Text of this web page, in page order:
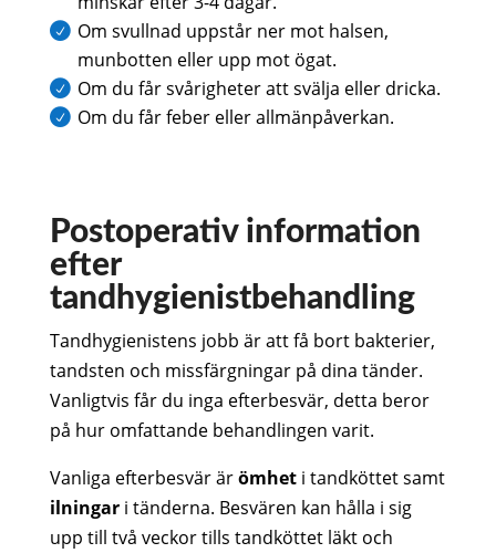
Om svullnad uppstår ner mot halsen,
munbotten eller upp mot ögat.
Om du får svårigheter att svälja eller dricka.
Om du får feber eller allmänpåverkan.
Postoperativ information
efter
tandhygienistbehandling
Tandhygienistens jobb är att få bort bakterier,
tandsten och missfärgningar på dina tänder.
Vanligtvis får du inga efterbesvär, detta beror
på hur omfattande behandlingen varit.
Vanliga efterbesvär ärömheti tandköttet samt
ilningari tänderna. Besvären kan hålla i sig
upp till två veckor tills tandköttet läkt och